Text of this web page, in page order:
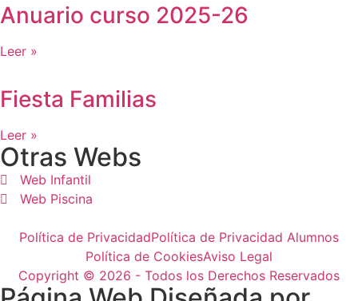
Anuario curso 2025-26
Leer »
Fiesta Familias
Leer »
Otras Webs
Web Infantil
Web Piscina
Política de PrivacidadPolítica de Privacidad Alumnos
Política de CookiesAviso Legal
Copyright © 2026 - Todos los Derechos Reservados